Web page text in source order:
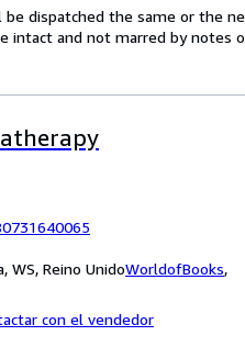
dispatched the same or the
intact and not marred by notes
WS, Reino UnidoWorldofBooks,
con el vendedor